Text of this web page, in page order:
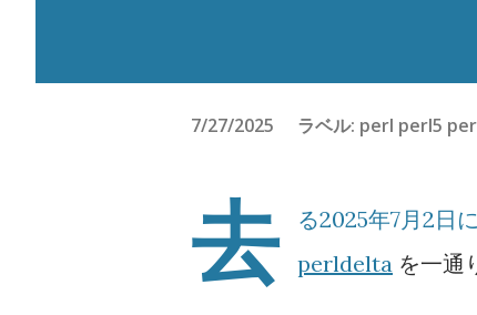
7/27/2025 ラベル: perl perl5
去
る2025年7月2日
perldelta を一通